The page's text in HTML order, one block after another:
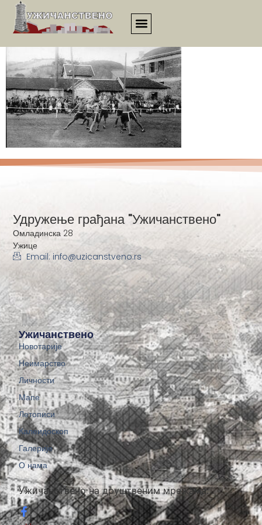
00075
Ужичанствено на друштвеним мрежама:
Ужичанствено
Новотарије
Неимарство
Личности
Мапе
Летописи
Калеидоскоп
Галерије
О нама
Удружење грађана "Ужичанствено"
Омладинска 28
Ужице
Email: info@uzicanstveno.rs